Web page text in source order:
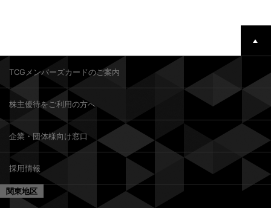
TCGメンバーズカードのご案内
株主優待をご利用の方へ
企業・団体様向け窓口
採用情報
関東地区